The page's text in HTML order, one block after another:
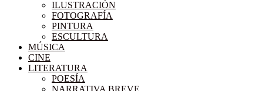
ILUSTRACIÓN
FOTOGRAFÍA
PINTURA
ESCULTURA
MÚSICA
CINE
LITERATURA
POESÍA